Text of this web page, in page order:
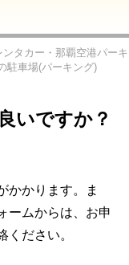
タカー・那覇空港パーキ
駐車場(パーキング)
いですか？
かかります。ま
ームからは、お申
ださい。